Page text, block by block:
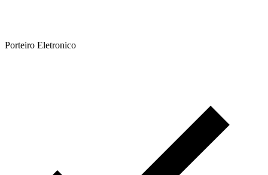
Porteiro Eletronico